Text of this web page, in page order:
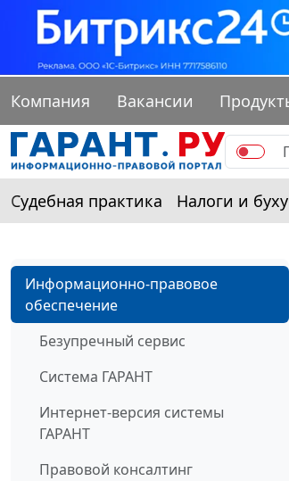
Компания Вакансии
Судебная практика Налоги и
Информационно-правовое
обеспечение
Безупречный сервис
Система ГАРАНТ
Интернет-версия системы
ГАРАНТ
Правовой консалтинг